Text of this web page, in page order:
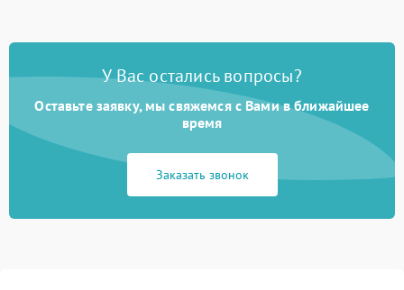
У Вас остались вопросы?
Оставьте заявку, мы свяжемся с Вами в ближайшее
время
Заказать звонок